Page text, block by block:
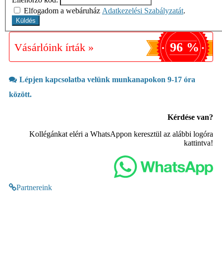
Elfogadom a webáruház Adatkezelési Szabályzatát.
Vásárlóink írták » 96 %
Lépjen kapcsolatba velünk munkanapokon 9-17 óra
között.
Kérdése van?
Kollégánkat eléri a WhatsAppon keresztül az alábbi logóra
kattintva!
Partnereink